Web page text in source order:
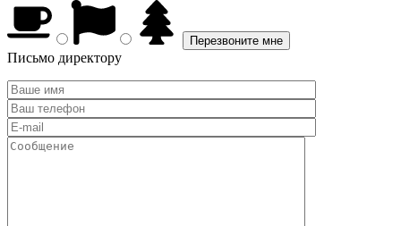
Письмо директору